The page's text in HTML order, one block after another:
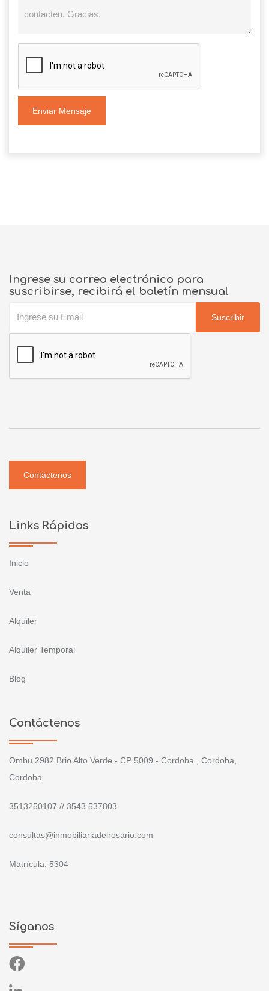
Enviar Mensaje
Ingrese su correo electrónico para
suscribirse, recibirá el boletín mensual
Suscribir
Contáctenos
Links Rápidos
Inicio
Venta
Alquiler
Alquiler Temporal
Blog
Contáctenos
Ombu 2982 Brio Alto Verde - CP 5009 - Cordoba , Cordoba,
Cordoba
3513250107 // 3543 537803
consultas@inmobiliariadelrosario.com
Matrícula: 5304
Síganos